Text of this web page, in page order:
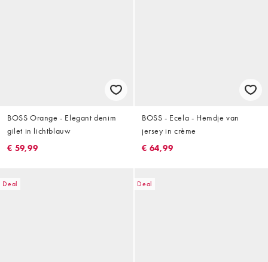
BOSS Orange - Elegant denim
gilet in lichtblauw
€ 59,99
BOSS - Ecela - Hemdje van
jersey in crème
€ 64,99
Deal Deal